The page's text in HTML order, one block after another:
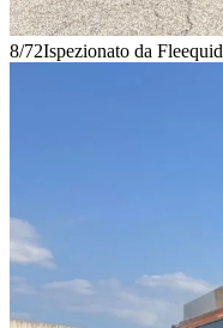
8/72Ispezionato da Fleequid